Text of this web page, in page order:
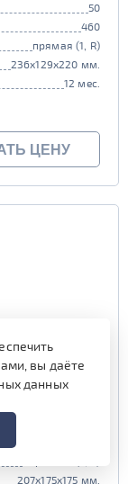
50
460
прямая (1, R)
236x129x220 мм.
12 мес.
ЦЕНУ
низк)
207x175x175 мм.
вы даёте
данных